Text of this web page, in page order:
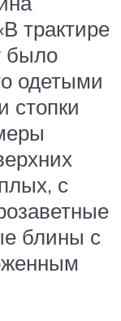
трактире
было
одетыми
стопки
с
блины с